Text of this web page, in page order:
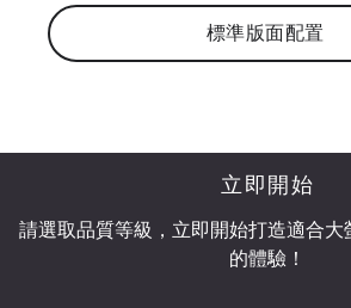
標準版面配置
立即開始
請選取品質等級，立即開始打造適合大
的體驗！